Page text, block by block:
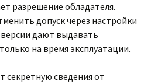
разрешение обладателя.
допуск через настройки
дают выдавать
на время эксплуатации.
секретную сведения от